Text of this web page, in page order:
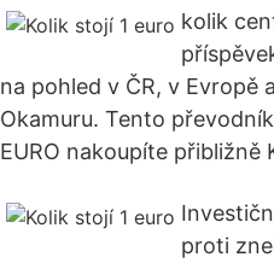
kolik
na pohled v ČR, v Evropě
Okamuru. Tento
EURO nakoupíte přibližně
proti